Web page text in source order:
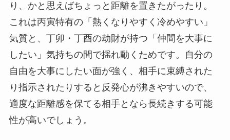
り、かと思えばちょっと距離を置きたがったり。
これは丙寅特有の「熱くなりやすく冷めやすい」
気質と、丁卯・丁酉の劫財が持つ「仲間を大事に
したい」気持ちの間で揺れ動くためです。自分の
自由を大事にしたい面が強く、相手に束縛された
り指示されたりすると反発心が沸きやすいので、
適度な距離感を保てる相手となら長続きする可能
性が高いでしょう。